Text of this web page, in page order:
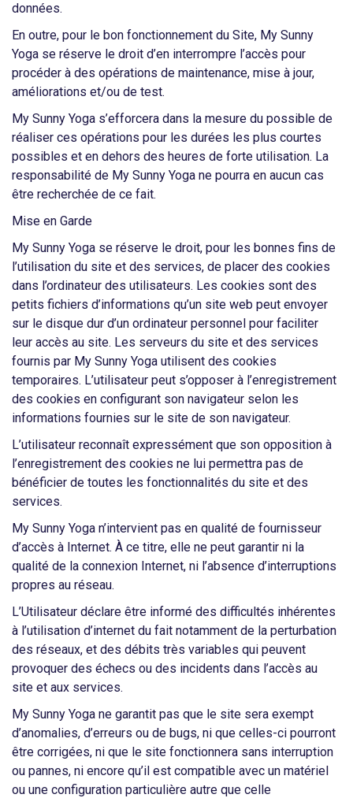
données.
En outre, pour le bon fonctionnement du Site, My Sunny
Yoga se réserve le droit d’en interrompre l’accès pour
procéder à des opérations de maintenance, mise à jour,
améliorations et/ou de test.
My Sunny Yoga s’efforcera dans la mesure du possible de
réaliser ces opérations pour les durées les plus courtes
possibles et en dehors des heures de forte utilisation. La
responsabilité de My Sunny Yoga ne pourra en aucun cas
être recherchée de ce fait.
Mise en Garde
My Sunny Yoga se réserve le droit, pour les bonnes fins de
l’utilisation du site et des services, de placer des cookies
dans l’ordinateur des utilisateurs. Les cookies sont des
petits fichiers d’informations qu’un site web peut envoyer
sur le disque dur d’un ordinateur personnel pour faciliter
leur accès au site. Les serveurs du site et des services
fournis par My Sunny Yoga utilisent des cookies
temporaires. L’utilisateur peut s’opposer à l’enregistrement
des cookies en configurant son navigateur selon les
informations fournies sur le site de son navigateur.
L’utilisateur reconnaît expressément que son opposition à
l’enregistrement des cookies ne lui permettra pas de
bénéficier de toutes les fonctionnalités du site et des
services.
My Sunny Yoga n’intervient pas en qualité de fournisseur
d’accès à Internet. À ce titre, elle ne peut garantir ni la
qualité de la connexion Internet, ni l’absence d’interruptions
propres au réseau.
L’Utilisateur déclare être informé des difficultés inhérentes
à l’utilisation d’internet du fait notamment de la perturbation
des réseaux, et des débits très variables qui peuvent
provoquer des échecs ou des incidents dans l’accès au
site et aux services.
My Sunny Yoga ne garantit pas que le site sera exempt
d’anomalies, d’erreurs ou de bugs, ni que celles-ci pourront
être corrigées, ni que le site fonctionnera sans interruption
ou pannes, ni encore qu’il est compatible avec un matériel
ou une configuration particulière autre que celle